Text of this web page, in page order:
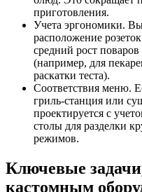
приготовления.
Учета эргономики.
расположение
средний рост
(например, для
раскатки теста).
Соответствия меню.
гриль-станция или
проектируется с
столы для разделки
режимов.
Ключевые
кастомным